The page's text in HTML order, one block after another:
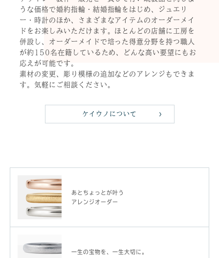
うな価格で婚約指輪・結婚指輪をはじめ、ジュエリ
ー・時計のほか、さまざまなアイテムのオーダーメイ
ドをお楽しみいただけます。ほとんどの店舗に工房を
併設し、オーダーメイドで培った得意分野を持つ職人
が約150名在籍しているため、どんな高い要望にもお
応えが可能です。
素材の変更、彫り模様の追加などのアレンジもできま
す。気軽にご相談ください。
ケイウノについて
あとちょっとが叶う
アレンジオーダー
一生の宝物を、一生大切に。